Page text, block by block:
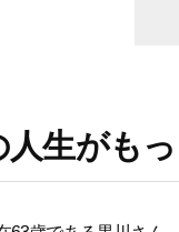
人生がも